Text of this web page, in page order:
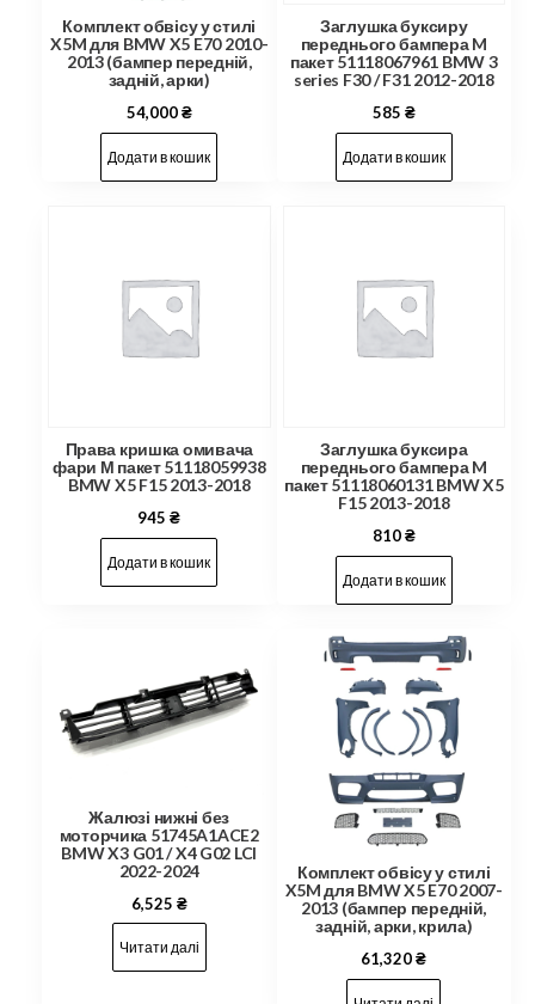
Комплект обвісу у стилі
X5M для BMW X5 E70 2010-
2013 (бампер передній,
задній, арки)
54,000₴
Додати в кошик
Заглушка буксиру
переднього бампера M
пакет 51118067961 BMW 3
series F30 / F31 2012-2018
585 ₴
Додати в кошик
Права кришка омивача
фари М пакет 51118059938
BMW X5 F15 2013-2018
945₴
Додати в кошик
Заглушка буксира
переднього бампера M
пакет 51118060131 BMW X5
F15 2013-2018
810₴
Додати в кошик
Жалюзі нижні без
моторчика 51745A1ACE2
BMW X3 G01 / X4 G02 LCI
2022-2024
6,525 ₴
Читати далі
Комплект обвісу у стилі
X5M для BMW X5 E70 2007-
2013 (бампер передній,
задній, арки, крила)
61,320₴